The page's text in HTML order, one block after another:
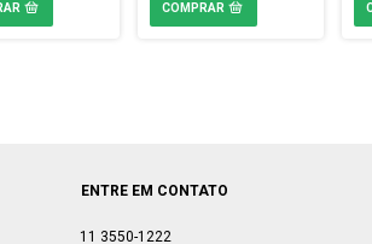
ENTRE EM CONTATO
11 3550-1222